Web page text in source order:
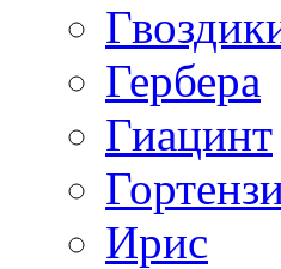
Гербера
Гиацинт
Ирис